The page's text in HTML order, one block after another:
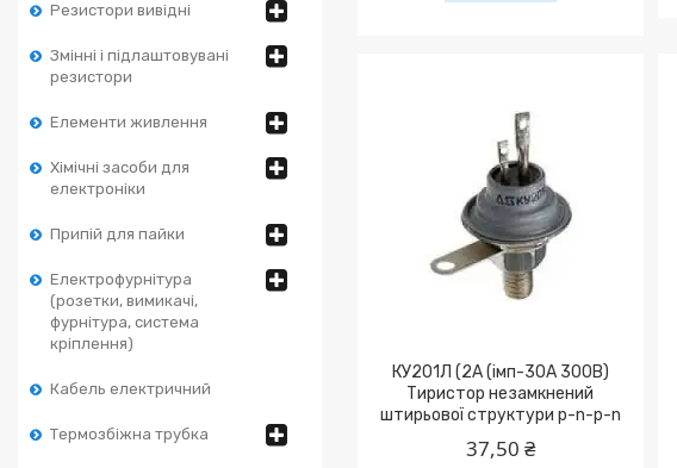
Резистори вивідні
Змінні і підлаштовувані
резистори
Елементи живлення
Хімічні засоби для
електроніки
Припій для пайки
Електрофурнітура
(розетки, вимикачі,
фурнітура, система
кріплення)
Кабель електричний
Термозбіжна трубка
КУ201Л (2А (імп-30А 300В)
Тиристор незамкнений
штирьової структури p-n-p-n
37,50 ₴